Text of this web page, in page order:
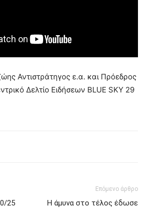
Αντιστράτηγος ε.α. και Πρόεδρος
Δελτίο Ειδήσεων BLUE SKY 29
25
Επόμενο άρθρο
Η άμυνα στο τέλος έδωσε